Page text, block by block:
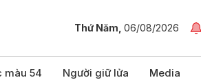
Thứ Năm, 06/08/2026
màu 54 Người giữ lửa Media